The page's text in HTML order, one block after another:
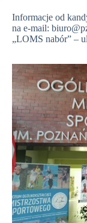
Informacje od
na e-mail:
„LOMS nabór” –